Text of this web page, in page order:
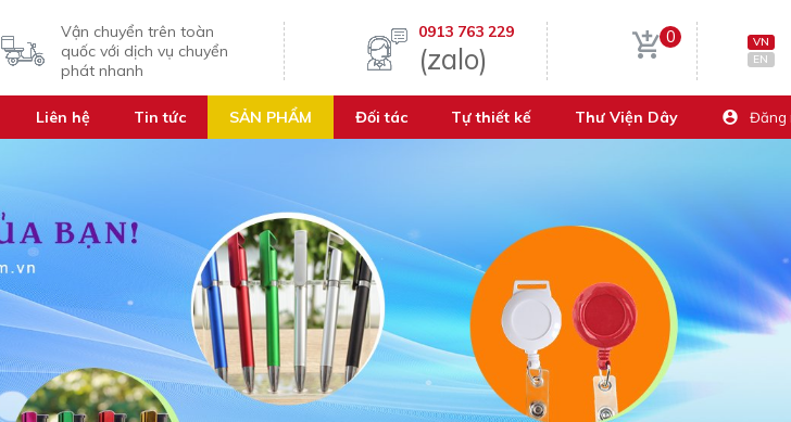
Vận chuyển trên toàn
quốc với dịch vụ chuyển
phát nhanh
0913 763 229
(zalo)
0
VN
EN
Liên hệ Tin tức SẢN PHẨM Đối tác Tự thiết kế Thư Viện Dây Đăng